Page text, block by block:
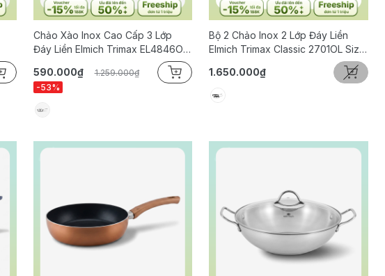
Chảo Xào Inox Cao Cấp 3 Lớp
Đáy Liền Elmich Trimax EL4846OL
590.000₫
1.259.000₫
-53%
Bộ 2 Chảo Inox 2 Lớp Đáy Liền
Elmich Trimax Classic 2701OL Size
1.650.000₫